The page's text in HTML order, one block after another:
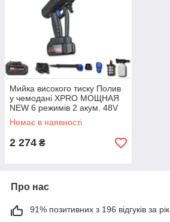
Мийка високого тиску Полив
у чемодані XPRO МОЩНАЯ
NEW 6 режимів 2 акум. 48V
(44151-_1016)
Немає в наявності
2 274 ₴
Про нас
91% позитивних з 196 відгуків за рік